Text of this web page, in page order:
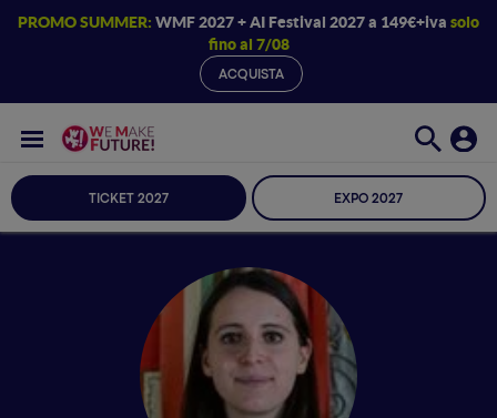
PROMO SUMMER: WMF 2027 + AI Festival 2027 a 149€+iva solo
fino al 7/08
ACQUISTA
TICKET 2027 EXPO 2027